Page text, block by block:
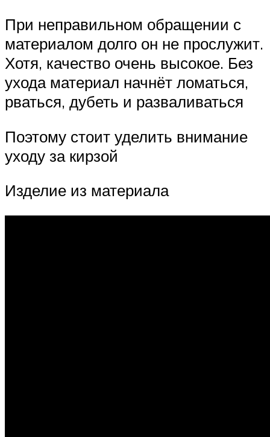
При неправильном обращении с
материалом долго он не прослужит.
Хотя, качество очень высокое. Без
ухода материал начнёт ломаться,
рваться, дубеть и разваливаться
Поэтому стоит уделить внимание
уходу за кирзой
Изделие из материала